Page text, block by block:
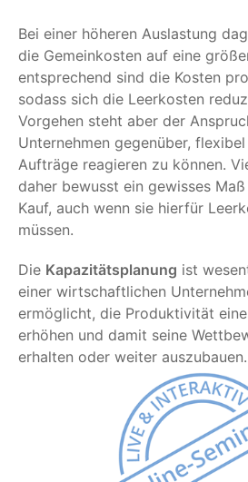
Bei einer höheren Auslastung
die Gemeinkosten auf eine
entsprechend sind die Kosten
sodass sich die Leerkosten
Vorgehen steht aber der
Unternehmen gegenüber,
Aufträge reagieren zu können.
daher bewusst ein gewisses
Kauf, auch wenn sie hierfür
müssen.
Die Kapazitätsplanung ist
einer wirtschaftlichen
ermöglicht, die Produktivität
erhöhen und damit seine
erhalten oder weiter auszubauen.